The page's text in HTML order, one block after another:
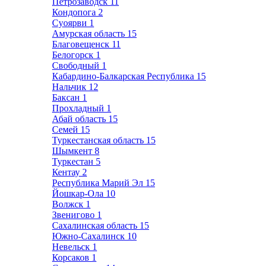
Кондопога 2
Суоярви 1
Амурская область 15
Благовещенск 11
Белогорск 1
Свободный 1
Кабардино-Балкарская Республика 15
Нальчик 12
Баксан 1
Прохладный 1
Абай область 15
Семей 15
Туркестанская область 15
Шымкент 8
Туркестан 5
Кентау 2
Республика Марий Эл 15
Йошкар-Ола 10
Волжск 1
Звенигово 1
Сахалинская область 15
Южно-Сахалинск 10
Невельск 1
Корсаков 1